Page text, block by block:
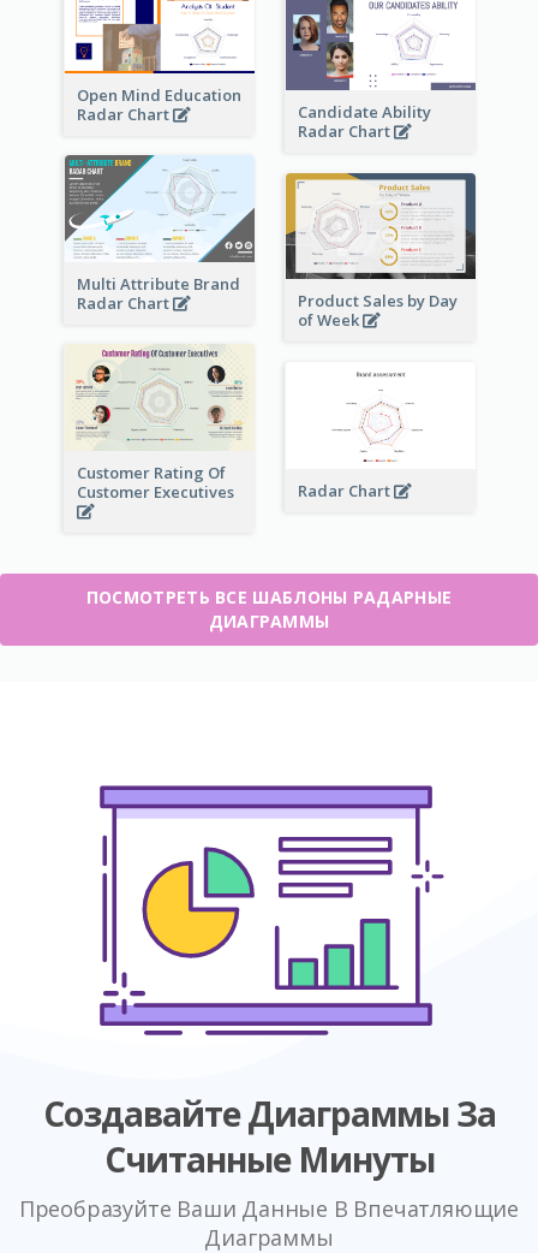
Open Mind Education
Radar Chart
Candidate Ability
Radar Chart
Multi Attribute Brand
Radar Chart
Product Sales by Day
of Week
Customer Rating Of
Customer Executives
Radar Chart
ПОСМОТРЕТЬ ВСЕ ШАБЛОНЫ РАДАРНЫЕ
ДИАГРАММЫ
Создавайте Диаграммы За
Считанные Минуты
Преобразуйте Ваши Данные В Впечатляющие
Диаграммы